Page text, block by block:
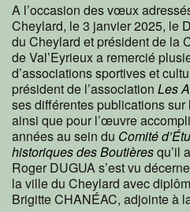
A l’occasion des vœux
Cheylard, le 3 janvier 2025, le D
du Cheylard et président de la
de Val’Eyrieux a remercié
d’associations sportives et
président de l’association Les
ses différentes publications
ainsi que pour l’œuvre
années au sein du Comité
historiques des Boutièresqu’il
Roger DUGUA s’est vu
la ville du Cheylard avec
Brigitte CHANÉAC, adjointe à